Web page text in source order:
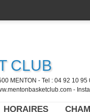
CLUB
MENTON - Tel : 04 92 10
-
HORAIRES